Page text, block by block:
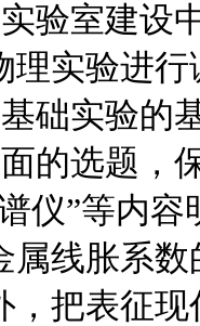
验室建设
理实验进
础实验的
的选题，
仪”等内
属线胀系
，把表征